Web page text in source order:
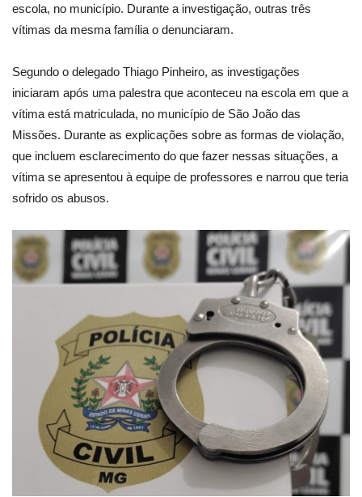
escola, no município. Durante a investigação, outras três
vítimas da mesma família o denunciaram.
Segundo o delegado Thiago Pinheiro, as investigações
iniciaram após uma palestra que aconteceu na escola em que a
vítima está matriculada, no município de São João das
Missões. Durante as explicações sobre as formas de violação,
que incluem esclarecimento do que fazer nessas situações, a
vítima se apresentou à equipe de professores e narrou que teria
sofrido os abusos.